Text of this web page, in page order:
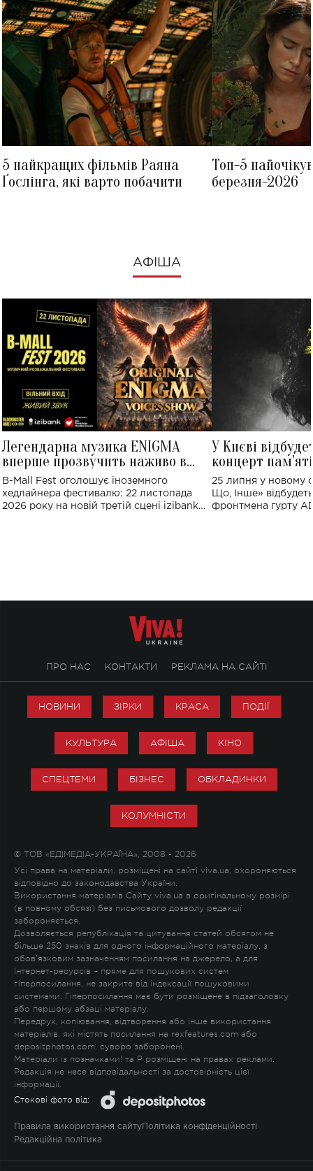
5 найкращих фільмів Раяна
Ґослінга, які варто побачити
Топ-5
березня-2026
АФІША
Легендарна музика ENIGMA
вперше прозвучить наживо в
Україні: де відбудеться концерт
B-Mall Fest оголошує іноземного
хедлайнера фестивалю: 22 листопада
2026 року на новій третій сцені izibank
У Києві
концерт
Клименка:
виконають
25 липня у новому
Що, Інше»
фронтмена гурту
ПРО НАС КОНТАКТИ РЕКЛАМА НА САЙТІ
НОВИНИ ЗІРКИ КРАСА ПОДІЇ
КУЛЬТУРА АФІША КІНО
СПЕЦТЕМИ БІЗНЕС ОБКЛАДИНКИ
КОЛУМНІСТИ
© ТОВ «ЕДІМЕДІА-УКРАЇНА», 2008 - 2026
Усі права на матеріали, розміщені на сайті viva.ua, охороняються
відповідно до законодавства України.
Використання матеріалів Сайту viva.ua в оригінальному розмірі
(в повному обсязі) без письмового дозволу редакції
забороняється.
Дозволяється републікація та цитування статей обсягом не
більше 250 знаків для одного інформаційного матеріалу, з
обов'язковим зазначенням посилання на джерело, а для
Інтернет-ресурсів – пряме для пошукових систем
гіперпосилання, не закрите від індексації пошуковими
системами. Гіперпосилання має бути розміщене в підзаголовку
або першому абзаці матеріалу.
Передрук, копіювання, відтворення або інше використання
матеріалів, які містять посилання на rexfeatures.com або
depositphotos.com, суворо заборонені.
Матеріали із позначками! та P розміщені на правах реклами.
Редакція не несе відповідальності за достовірність цієї
інформації.
Стокові фото від:
Правила використання сайту Політика конфіденційності
Редакційна політика